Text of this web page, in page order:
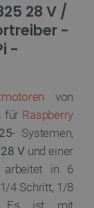
28 V /
-
-
von
für Raspberry
Systemen,
Vund einer
in 6
4 Schritt, 1/8
Es ist mit